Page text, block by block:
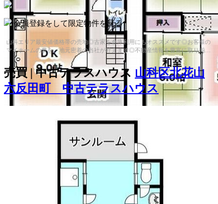
333万円
3K
建物面積：48.43㎡（14.65坪）
土地面積：48.43㎡（14.65坪）
会員登録をして限定物件を見る
山科エリア最安値価格帯の売地◎古家を倉庫利用にもオススメです◎お客様の
マイホームの夢を、地元密着の当社が叶えます◎不動産情報を豊富に取り揃
え、お客様の住まい探しを徹底サポート...
売買 | 中古テラスハウス 山科区北花山
六反田町 中古テラスハウス